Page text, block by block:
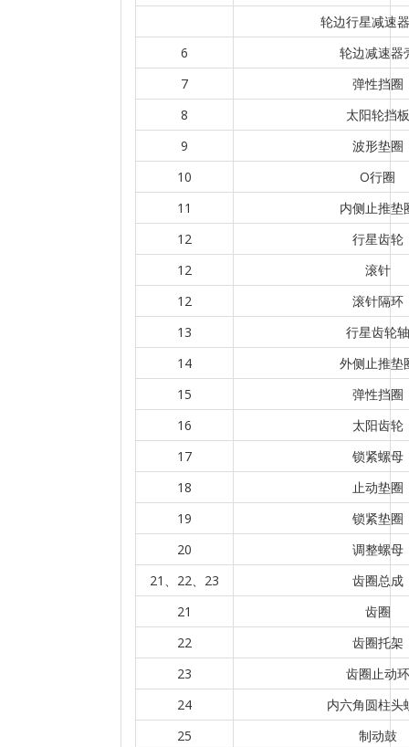
轮边行星减速
6
轮边减速器
7
弹性挡圈
8
太阳轮挡板
9
波形垫圈
10
O行圈
11
内侧止推垫
12
行星齿轮
12
滚针
12
滚针隔环
13
行星齿轮轴
14
外侧止推垫
15
弹性挡圈
16
太阳齿轮
17
锁紧螺母
18
止动垫圈
19
锁紧垫圈
20
调整螺母
21、22、23
齿圈总成
21
齿圈
22
齿圈托架
23
齿圈止动环
24
内六角圆柱头
25
制动鼓